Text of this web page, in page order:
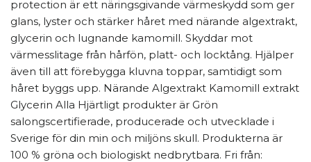
protection är ett näringsgivande värmeskydd som ger
glans, lyster och stärker håret med närande algextrakt,
glycerin och lugnande kamomill. Skyddar mot
värmesslitage från hårfön, platt- och locktång. Hjälper
även till att förebygga kluvna toppar, samtidigt som
håret byggs upp. Närande Algextrakt Kamomill extrakt
Glycerin Alla Hjärtligt produkter är Grön
salongscertifierade, producerade och utvecklade i
Sverige för din min och miljöns skull. Produkterna är
100 % gröna och biologiskt nedbrytbara. Fri från: